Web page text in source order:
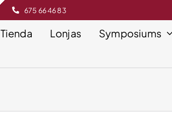
675 66 46 83
Tienda Lonjas Symposiums